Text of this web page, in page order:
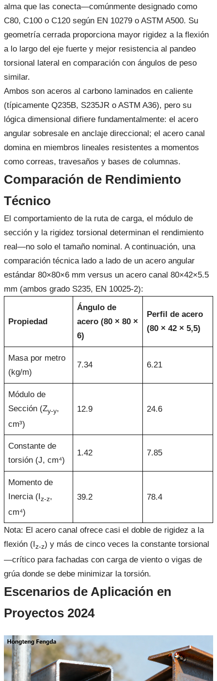
alma que las conecta—comúnmente designado como
C80, C100 o C120 según EN 10279 o ASTM A500. Su
geometría cerrada proporciona mayor rigidez a la flexión
a lo largo del eje fuerte y mejor resistencia al pandeo
torsional lateral en comparación con ángulos de peso
similar.
Ambos son aceros al carbono laminados en caliente
(típicamente Q235B, S235JR o ASTM A36), pero su
lógica dimensional difiere fundamentalmente: el acero
angular sobresale en anclaje direccional; el acero canal
domina en miembros lineales resistentes a momentos
como correas, travesaños y bases de columnas.
Comparación de Rendimiento
Técnico
El comportamiento de la ruta de carga, el módulo de
sección y la rigidez torsional determinan el rendimiento
real—no solo el tamaño nominal. A continuación, una
comparación técnica lado a lado de un acero angular
estándar 80×80×6 mm versus un acero canal 80×42×5.5
mm (ambos grado S235, EN 10025-2):
Propiedad
Ángulo de
acero (80 × 80 ×
6)
Perfil de acero
(80 × 42 × 5,5)
Masa por metro
(kg/m)
7.34 6.21
Módulo de
Sección (Zy-y,
cm³)
12.9 24.6
Constante de
torsión (J, cm⁴)
1.42 7.85
Momento de
Inercia (I z-z,
cm⁴)
39.2 78.4
Nota: El acero canal ofrece casi el doble de rigidez a la
flexión (I z-z) y más de cinco veces la constante torsional
—crítico para fachadas con carga de viento o vigas de
grúa donde se debe minimizar la torsión.
Escenarios de Aplicación en
Proyectos 2024